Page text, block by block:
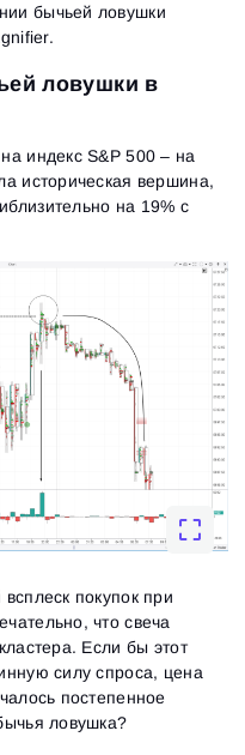
бычьей ловушки
ловушки в
индекс S&P 500 – на
историческая вершина,
на 19% с
покупок при
что свеча
Если бы этот
силу спроса, цена
постепенное
ловушка?